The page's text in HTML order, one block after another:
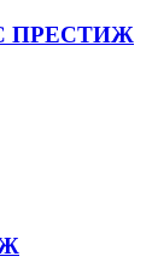
С ПРЕСТИЖ